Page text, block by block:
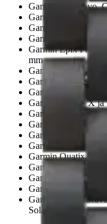
Garmin D2 Bravo,
Garmin D2 Mach 1
Garmin Descent
Garmin Enduro sekä
Garmin Epix Pro
mm
Garmin Fenix 3
Garmin Fenix 5X
Garmin Fenix 6X
Garmin Fenix 7X ja
Garmin Fenix 8 –
Garmin Fenix 8 – 51
Garmin Foretrex
Garmin Instinct 2X
Garmin Quatix 3
Garmin Quatix 6x
Garmin Quatix 7 X
Garmin Tactix 7
Garmin Tactix
Solar -versiot